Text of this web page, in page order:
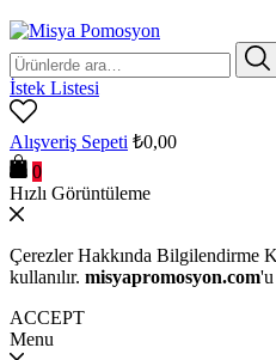
Ara:
İstek Listesi
Alışveriş Sepeti ₺0,00
0
Hızlı Görüntüleme
Çerezler Hakkında Bilgilendirme
kullanılır. misyapromosyon.com
ACCEPT
Menu